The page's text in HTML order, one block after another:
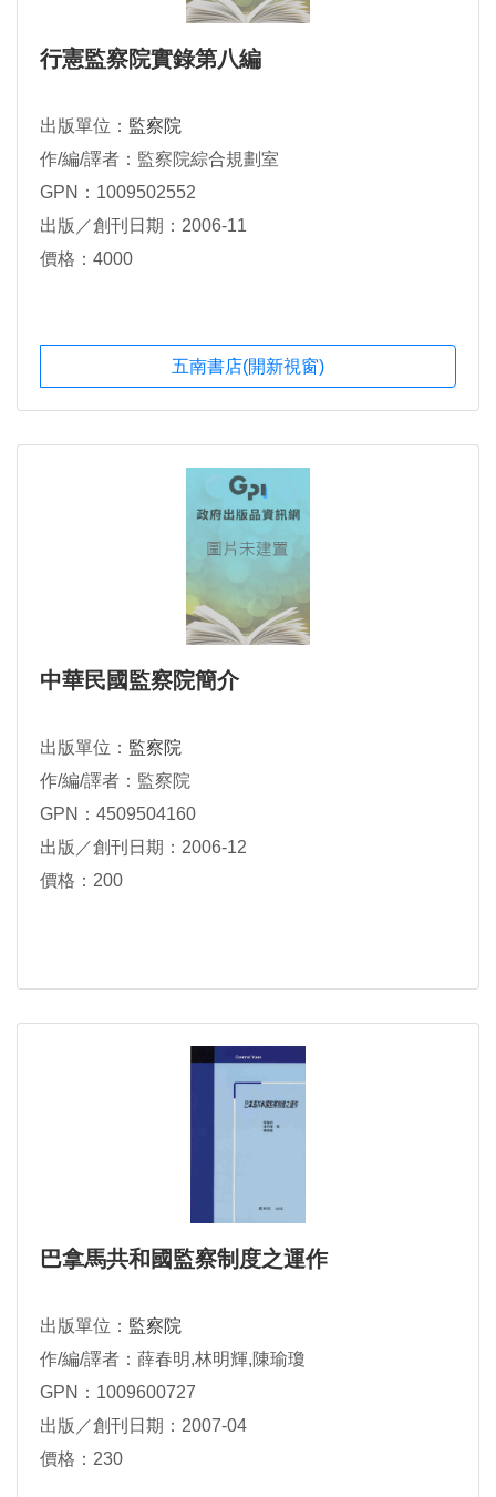
行憲監察院實錄第八編
出版單位： 監察院
作/編/譯者：監察院綜合規劃室
GPN：1009502552
出版／創刊日期：2006-11
價格：4000
五南書店(開新視窗)
中華民國監察院簡介
出版單位： 監察院
作/編/譯者：監察院
GPN：4509504160
出版／創刊日期：2006-12
價格：200
巴拿馬共和國監察制度之運作
出版單位： 監察院
作/編/譯者：薛春明,林明輝,陳瑜瓊
GPN：1009600727
出版／創刊日期：2007-04
價格：230